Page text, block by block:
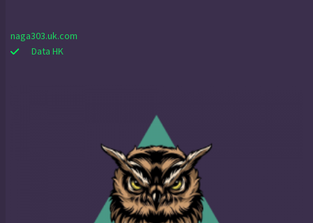
naga303.uk.com
Data HK